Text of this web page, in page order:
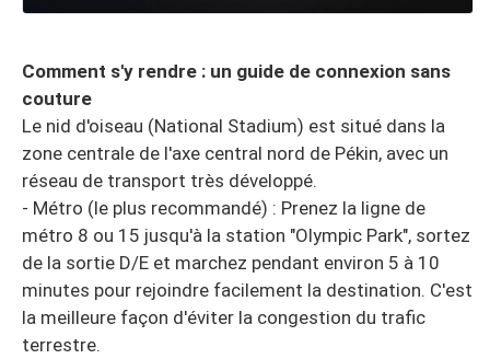
Comment s'y rendre : un guide de connexion sans
couture
Le nid d'oiseau (National Stadium) est situé dans la
zone centrale de l'axe central nord de Pékin, avec un
réseau de transport très développé.
- Métro (le plus recommandé) : Prenez la ligne de
métro 8 ou 15 jusqu'à la station "Olympic Park", sortez
de la sortie D/E et marchez pendant environ 5 à 10
minutes pour rejoindre facilement la destination. C'est
la meilleure façon d'éviter la congestion du trafic
terrestre.